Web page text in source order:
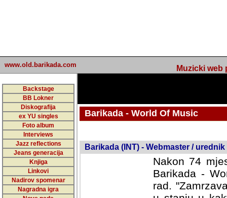
www.old.barikada.com Muzicki web
Backstage
BB Lokner
Diskografija
ex YU singles
Foto album
Interviews
Jazz reflections
Jeans generacija
Knjiga
Linkovi
Nadirov spomenar
Nagradna igra
Barikada - World Of Music
Barikada (INT) - Webmaster / urednik
Nakon 74
Barikada -
rad.